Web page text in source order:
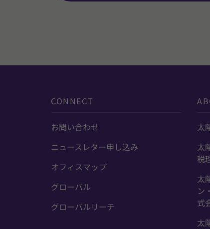
CONNECT
お問い合わせ
ニュースレター申し込み
オフィスマップ
グローバル
グローバルリーチ
太
太
税
太
ン
式
太